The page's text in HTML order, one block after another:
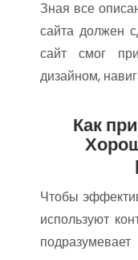
Зная все
сайта должен
сайт смог
дизайном,
Как
Чтобы
используют